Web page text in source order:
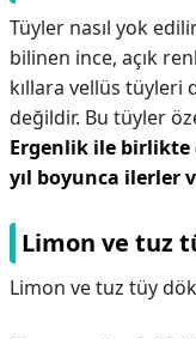
Tüyler nasıl yok
bilinen ince, açık
kıllara vellüs
değildir. Bu tüyler
Ergenlik ile birlikte
yıl boyunca ilerler
Limon ve tuz
Limon ve tuz tüy